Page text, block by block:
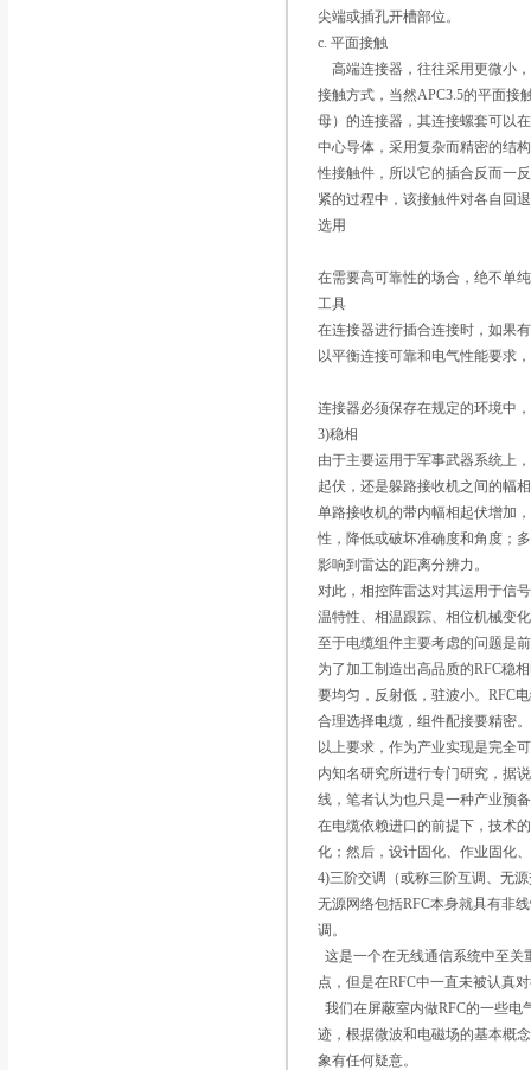
尖端或插孔开槽部位。
c. 平面接触
高端连接器，往往采用更微小
接触方式，当然APC3.5的平面接
母）的连接器，其连接螺套可以
中心导体，采用复杂而精密的结
性接触件，所以它的插合反而一
紧的过程中，该接触件对各自回
选用
在需要高可靠性的场合，绝不单
工具
在连接器进行插合连接时，如果
以平衡连接可靠和电气性能要求
连接器必须保存在规定的环境中
3)稳相
由于主要运用于军事武器系统上
起伏，还是躲路接收机之间的幅
单路接收机的带内幅相起伏增加
性，降低或破坏准确度和角度；
影响到雷达的距离分辨力。
对此，相控阵雷达对其运用于信
温特性、相温跟踪、相位机械变
至于电缆组件主要考虑的问题是
为了加工制造出高品质的RFC稳
要均匀，反射低，驻波小。RFC
合理选择电缆，组件配接要精密。
以上要求，作为产业实现是完全
内知名研究所进行专门研究，据
线，笔者认为也只是一种产业预
在电缆依赖进口的前提下，技术
化；然后，设计固化、作业固化
4)三阶交调（或称三阶互调、无
无源网络包括RFC本身就具有非
调。
这是一个在无线通信系统中至
点，但是在RFC中一直未被认真
我们在屏蔽室内做RFC的一些
迹，根据微波和电磁场的基本概
象有任何疑意。